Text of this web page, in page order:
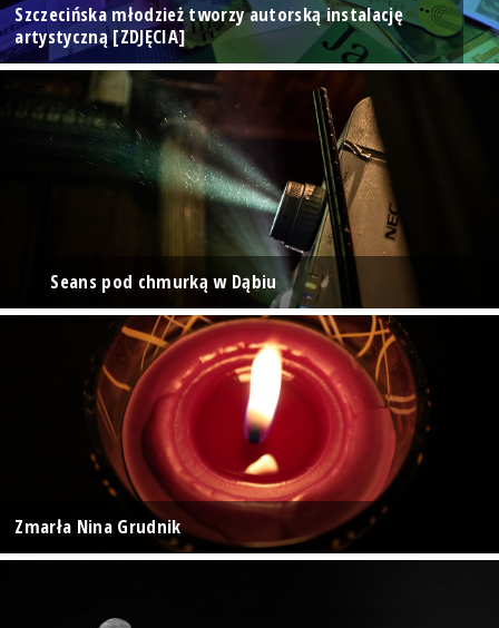
Szczecińska młodzież tworzy autorską instalację
artystyczną [ZDJĘCIA]
Seans pod chmurką w Dąbiu
Zmarła Nina Grudnik